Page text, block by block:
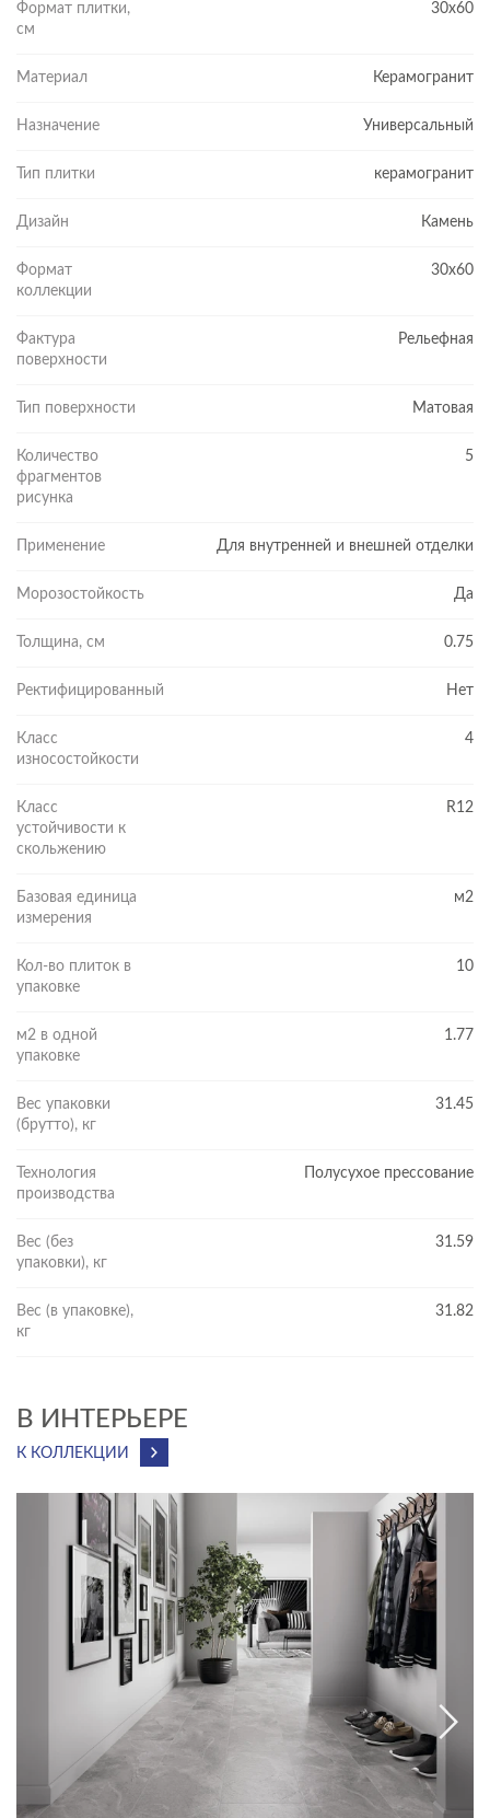
Формат плитки,
см
30x60
Материал Керамогранит
Назначение Универсальный
Тип плитки керамогранит
Дизайн Камень
Формат
коллекции
30x60
Фактура
поверхности
Рельефная
Тип поверхности Матовая
Количество
фрагментов
рисунка
5
Применение Для внутренней и внешней отделки
Морозостойкость Да
Толщина, см 0.75
Ректифицированный Нет
Класс
износостойкости
4
Класс
устойчивости к
скольжению
R12
Базовая единица
измерения
м2
Кол-во плиток в
упаковке
10
м2 в одной
упаковке
1.77
Вес упаковки
(брутто), кг
31.45
Технология
производства
Полусухое прессование
Вес (без
упаковки), кг
31.59
Вес (в упаковке),
кг
31.82
В ИНТЕРЬЕРЕ
К КОЛЛЕКЦИИ